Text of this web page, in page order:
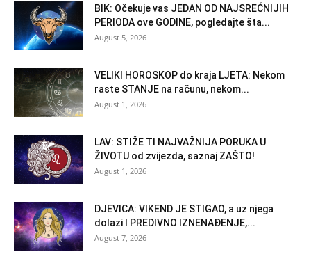
BIK: Očekuje vas JEDAN OD NAJSREĆNIJIH
PERIODA ove GODINE, pogledajte šta...
August 5, 2026
VELIKI HOROSKOP do kraja LJETA: Nekom
raste STANJE na računu, nekom...
August 1, 2026
LAV: STIŽE TI NAJVAŽNIJA PORUKA U
ŽIVOTU od zvijezda, saznaj ZAŠTO!
August 1, 2026
DJEVICA: VIKEND JE STIGAO, a uz njega
dolazi I PREDIVNO IZNENAĐENJE,...
August 7, 2026